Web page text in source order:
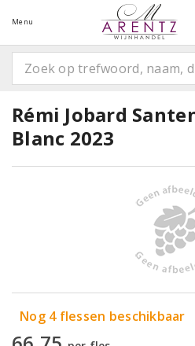
Menu
Rémi Jobard
Blanc 2023
Nog 4 flessen beschikbaar